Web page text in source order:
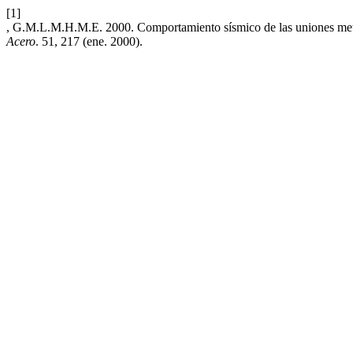
[1]
, G.M.L.M.H.M.E. 2000. Comportamiento sísmico de las uniones
Acero. 51, 217 (ene. 2000).